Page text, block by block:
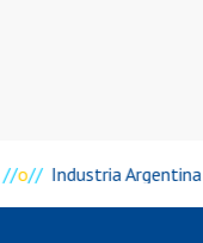
//o// Industria Argentina